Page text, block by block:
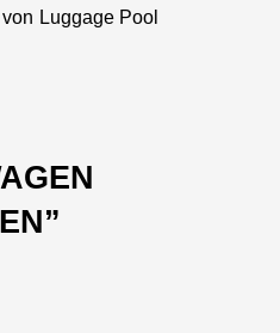
Luggage Pool
”